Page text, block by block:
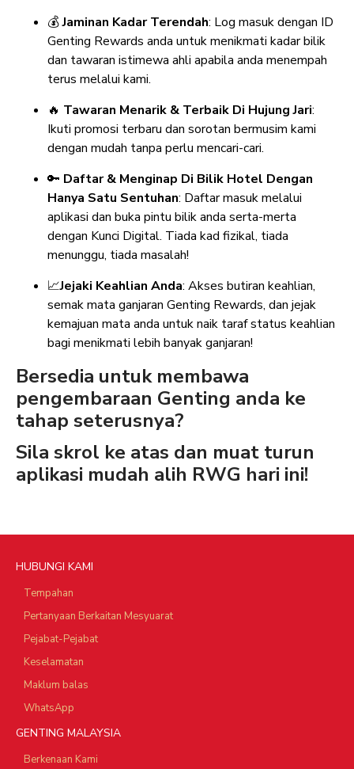
💰Jaminan Kadar Terendah: Log masuk dengan ID
Genting Rewards anda untuk menikmati kadar bilik
dan tawaran istimewa ahli apabila anda menempah
terus melalui kami.
🔥 Tawaran Menarik & Terbaik Di Hujung Jari:
Ikuti promosi terbaru dan sorotan bermusim kami
dengan mudah tanpa perlu mencari-cari.
🔑 Daftar & Menginap Di Bilik Hotel Dengan
Hanya Satu Sentuhan: Daftar masuk melalui
aplikasi dan buka pintu bilik anda serta-merta
dengan Kunci Digital. Tiada kad fizikal, tiada
menunggu, tiada masalah!
📈Jejaki Keahlian Anda: Akses butiran keahlian,
semak mata ganjaran Genting Rewards, dan jejak
kemajuan mata anda untuk naik taraf status keahlian
bagi menikmati lebih banyak ganjaran!
Bersedia untuk membawa
pengembaraan Genting anda ke
tahap seterusnya?
Sila skrol ke atas dan muat turun
aplikasi mudah alih RWG hari ini!
HUBUNGI KAMI
Tempahan
Pertanyaan Berkaitan Mesyuarat
Pejabat-Pejabat
Keselamatan
Maklum balas
WhatsApp
GENTING MALAYSIA
Berkenaan Kami